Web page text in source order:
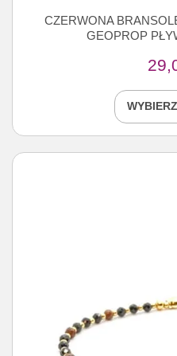
CZERWONA
GEOPROP